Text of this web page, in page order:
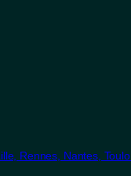
Rennes, Nantes,